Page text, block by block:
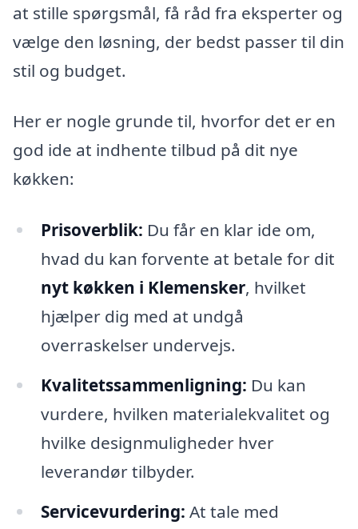
at stille spørgsmål, få råd fra eksperter og
vælge den løsning, der bedst passer til din
stil og budget.
Her er nogle grunde til, hvorfor det er en
god ide at indhente tilbud på dit nye
køkken:
Prisoverblik: Du får en klar ide om,
hvad du kan forvente at betale for dit
nyt køkken i Klemensker, hvilket
hjælper dig med at undgå
overraskelser undervejs.
Kvalitetssammenligning: Du kan
vurdere, hvilken materialekvalitet og
hvilke designmuligheder hver
leverandør tilbyder.
Servicevurdering: At tale med